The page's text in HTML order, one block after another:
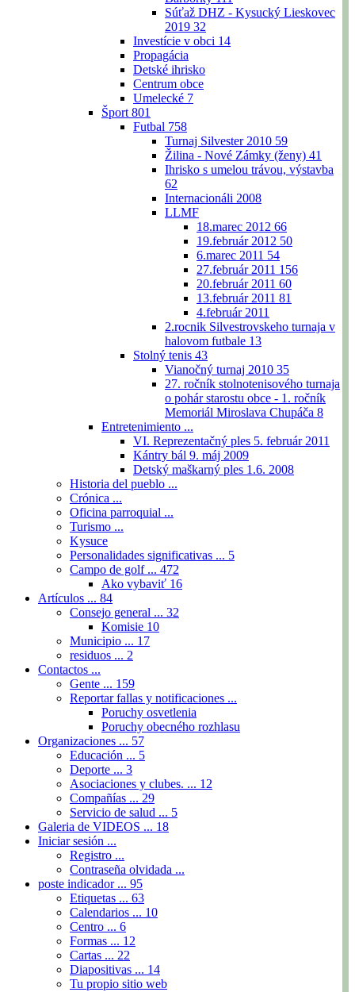
Súťaž DHZ - Kysucký Lieskovec
2019 32
Investície v obci 14
Propagácia
Detské ihrisko
Centrum obce
Umelecké 7
Šport 801
Futbal 758
Turnaj Silvester 2010 59
Žilina - Nové Zámky (ženy) 41
Ihrisko s umelou trávou, výstavba
62
Internacionáli 2008
LLMF
18.marec 2012 66
19.február 2012 50
6.marec 2011 54
27.február 2011 156
20.február 2011 60
13.február 2011 81
4.február 2011
2.rocnik Silvestrovskeho turnaja v
halovom futbale 13
Stolný tenis 43
Vianočný turnaj 2010 35
27. ročník stolnotenisového turnaja
o pohár starostu obce - 1. ročník
Memoriál Miroslava Chupáča 8
Entretenimiento ...
VI. Reprezentačný ples 5. február 2011
Kántry bál 9. máj 2009
Detský maškarný ples 1.6. 2008
Historia del pueblo ...
Crónica ...
Oficina parroquial ...
Turismo ...
Kysuce
Personalidades significativas ... 5
Campo de golf ... 472
Ako vybaviť 16
Artículos ... 84
Consejo general ... 32
Komisie 10
Municipio ... 17
residuos ... 2
Contactos ...
Gente ... 159
Reportar fallas y notificaciones ...
Poruchy osvetlenia
Poruchy obecného rozhlasu
Organizaciones ... 57
Educación ... 5
Deporte ... 3
Asociaciones y clubes. ... 12
Compañías ... 29
Servicio de salud ... 5
Galeria de VIDEOS ... 18
Iniciar sesión ...
Registro ...
Contraseña olvidada ...
poste indicador ... 95
Etiquetas ... 63
Calendarios ... 10
Centro ... 6
Formas ... 12
Cartas ... 22
Diapositivas ... 14
Tu propio sitio web